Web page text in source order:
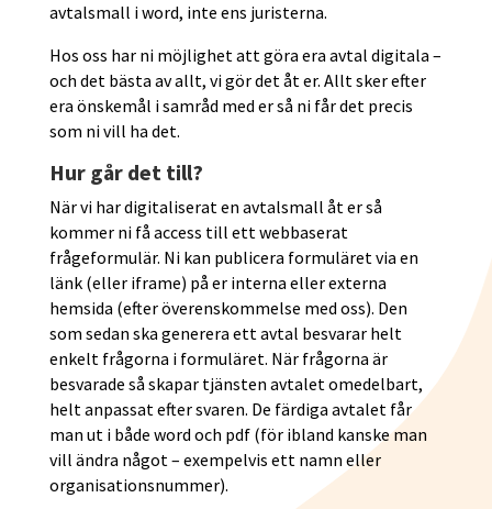
avtalsmall i word, inte ens juristerna.
Hos oss har ni möjlighet att göra era avtal digitala –
och det bästa av allt, vi gör det åt er. Allt sker efter
era önskemål i samråd med er så ni får det precis
som ni vill ha det.
Hur går det till?
När vi har digitaliserat en avtalsmall åt er så
kommer ni få access till ett webbaserat
frågeformulär. Ni kan publicera formuläret via en
länk (eller iframe) på er interna eller externa
hemsida (efter överenskommelse med oss). Den
som sedan ska generera ett avtal besvarar helt
enkelt frågorna i formuläret. När frågorna är
besvarade så skapar tjänsten avtalet omedelbart,
helt anpassat efter svaren. De färdiga avtalet får
man ut i både word och pdf (för ibland kanske man
vill ändra något – exempelvis ett namn eller
organisationsnummer).